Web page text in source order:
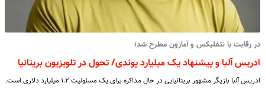
در رقابت با نتفلیکس و آمازون مطرح شد؛
ادریس آلبا و پیشنهاد یک میلیارد پوندی/ تحول در تلویزیون بریتانیا
ادریس آلبا بازیگر مشهور بریتانیایی در حال مذاکره برای یک مسئولیت ۱.۲ میلیارد دلاری است.